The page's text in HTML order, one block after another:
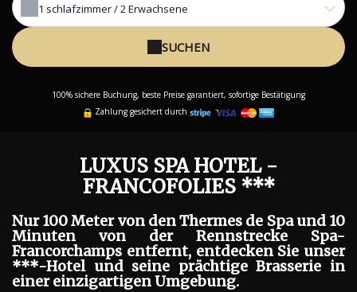
1 schlafzimmer /2Erwachsene
SUCHEN
100% sichere Buchung, beste Preise garantiert, sofortige Bestätigung
Zahlung gesichert durch
LUXUS SPA HOTEL -
FRANCOFOLIES ***
Nur 100 Meter von den Thermes de Spa und 10
Minuten von der Rennstrecke Spa-
Francorchamps entfernt, entdecken Sie unser
***-Hotel und seine prächtige Brasserie in
einer einzigartigen Umgebung.